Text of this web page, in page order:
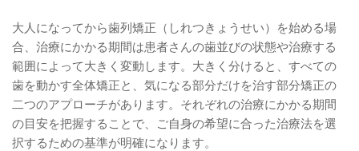
大人になってから歯列矯正（しれつきょうせい）を始める場
合、治療にかかる期間は患者さんの歯並びの状態や治療する
範囲によって大きく変動します。大きく分けると、すべての
歯を動かす全体矯正と、気になる部分だけを治す部分矯正の
二つのアプローチがあります。それぞれの治療にかかる期間
の目安を把握することで、ご自身の希望に合った治療法を選
択するための基準が明確になります。